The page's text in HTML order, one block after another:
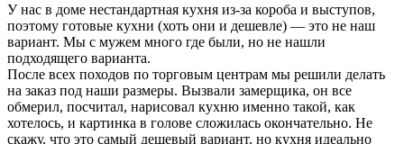
У нас в доме нестандартная кухня из-за короба и выступов,
поэтому готовые кухни (хоть они и дешевле) — это не наш
вариант. Мы с мужем много где были, но не нашли
подходящего варианта.
После всех походов по торговым центрам мы решили делать
на заказ под наши размеры. Вызвали замерщика, он все
обмерил, посчитал, нарисовал кухню именно такой, как
хотелось, и картинка в голове сложилась окончательно. Не
скажу, что это самый дешевый вариант, но кухня идеально